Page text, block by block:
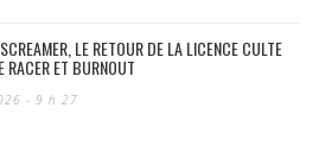
LE RETOUR DE LA LICENCE CULTE
RACER ET BURNOUT
- 9 h 27